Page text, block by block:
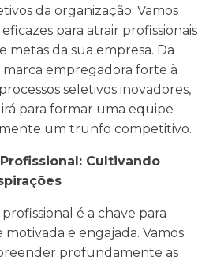
da organização. Vamos
para atrair profissionais
metas da sua empresa. Da
empregadora forte à
seletivos inovadores,
para formar uma equipe
um trunfo competitivo.
Cultivando
é a chave para
e engajada. Vamos
profundamente as